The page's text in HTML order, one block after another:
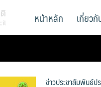
หน้าหลัก เกี่ยว
ข่าวประชาสัมพันธ์